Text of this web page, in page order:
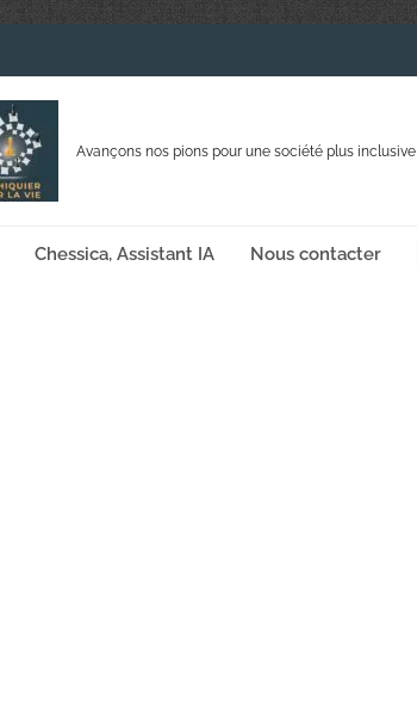
Avançons nos pions pour une société plus inclusive
Chessica, Assistant IA Nous contacter